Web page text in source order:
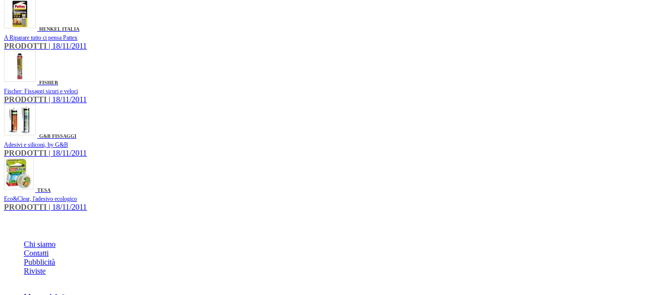
HENKEL ITALIA
A Riparare tutto ci pensa Pattex
PRODOTTI | 18/11/2011
FISHER
Fischer: Fissaggi sicuri e veloci
PRODOTTI | 18/11/2011
G&B FISSAGGI
Adesivi e siliconi, by G&B
PRODOTTI | 18/11/2011
TESA
Eco&Clear, l'adesivo ecologico
PRODOTTI | 18/11/2011
Chi siamo
Contatti
Pubblicità
Riviste